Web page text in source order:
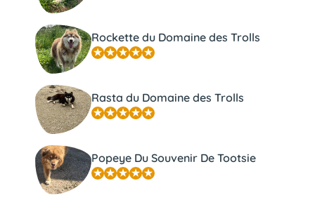
Rockette du Domaine des Trolls
Rasta du Domaine des Trolls
Popeye Du Souvenir De Tootsie